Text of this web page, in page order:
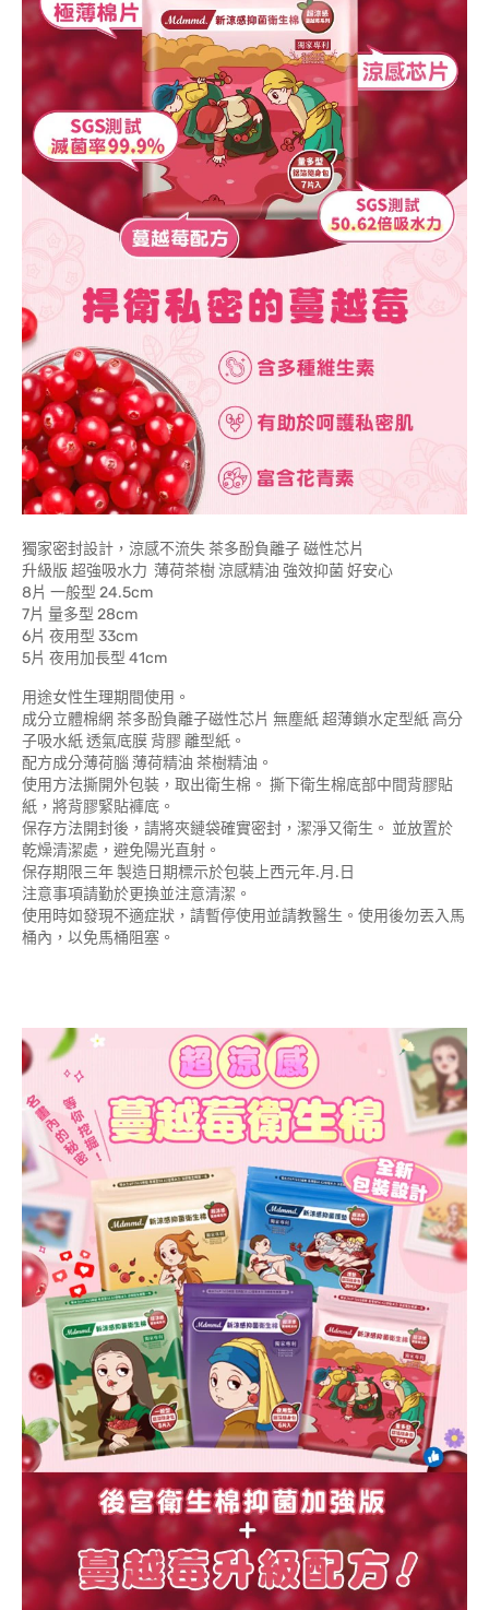
獨家密封設計，涼感不流失 茶多酚負離子 磁性芯片
升級版 超強吸水力 薄荷茶樹 涼感精油 強效抑菌 好安心
8片 一般型 24.5cm
7片 量多型 28cm
6片 夜用型 33cm
5片 夜用加長型 41cm
用途女性生理期間使用。
成分立體棉網 茶多酚負離子磁性芯片 無塵紙 超薄鎖水定型紙 高分
子吸水紙 透氣底膜 背膠 離型紙。
配方成分薄荷腦 薄荷精油 茶樹精油。
使用方法撕開外包裝，取出衛生棉。 撕下衛生棉底部中間背膠貼
紙，將背膠緊貼褲底。
保存方法開封後，請將夾鏈袋確實密封，潔淨又衛生。 並放置於
乾燥清潔處，避免陽光直射。
保存期限三年 製造日期標示於包裝上西元年.月.日
注意事項請勤於更換並注意清潔。
使用時如發現不適症狀，請暫停使用並請教醫生。使用後勿丟入馬
桶內，以免馬桶阻塞。